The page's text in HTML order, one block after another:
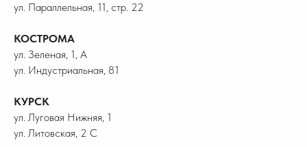
ул. Параллельная, 11, стр. 22
КОСТРОМА
ул. Зеленая, 1, А
ул. Индустриальная, 81
КУРСК
ул. Луговая Нижняя, 1
ул. Литовская, 2 С